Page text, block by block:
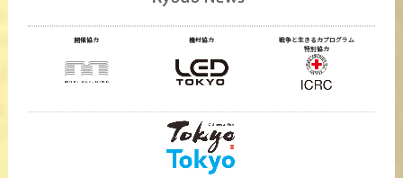
開催協力 機材協力
戦争と生きる力プログラム
特別協力